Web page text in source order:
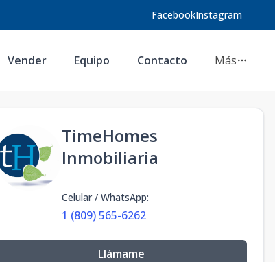
FacebookInstagram
Vender Equipo Contacto Más
TimeHomes
Inmobiliaria
Celular / WhatsApp:
1 (809) 565-6262
Llámame